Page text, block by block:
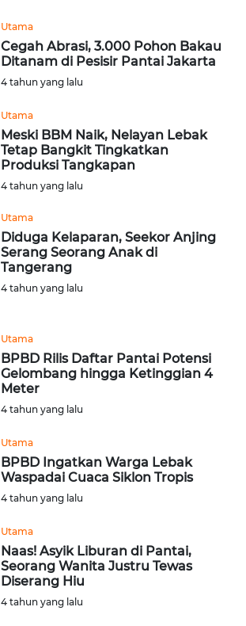
Utama
Cegah Abrasi, 3.000 Pohon Bakau
Ditanam di Pesisir Pantai Jakarta
4 tahun yang lalu
Utama
Meski BBM Naik, Nelayan Lebak
Tetap Bangkit Tingkatkan
Produksi Tangkapan
4 tahun yang lalu
Utama
Diduga Kelaparan, Seekor Anjing
Serang Seorang Anak di
Tangerang
4 tahun yang lalu
Utama
BPBD Rilis Daftar Pantai Potensi
Gelombang hingga Ketinggian 4
Meter
4 tahun yang lalu
Utama
BPBD Ingatkan Warga Lebak
Waspadai Cuaca Siklon Tropis
4 tahun yang lalu
Utama
Naas! Asyik Liburan di Pantai,
Seorang Wanita Justru Tewas
Diserang Hiu
4 tahun yang lalu